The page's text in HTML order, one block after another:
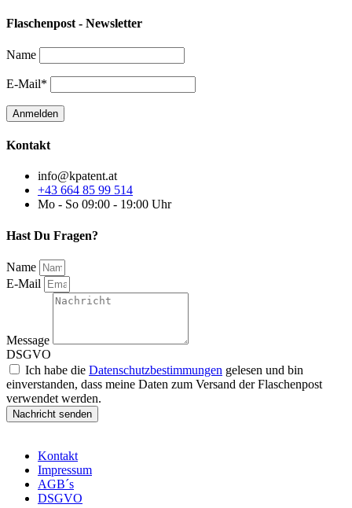
Flaschenpost - Newsletter
Name
E-Mail*
Kontakt
info@kpatent.at
+43 664 85 99 514
Mo - So 09:00 - 19:00 Uhr
Hast Du Fragen?
Name
E-Mail
Message
DSGVO
Ich habe die Datenschutzbestimmungen gelesen und bin
einverstanden, dass meine Daten zum Versand der Flaschenpost
verwendet werden.
Nachricht senden
Kontakt
Impressum
AGB´s
DSGVO